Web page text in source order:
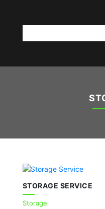
STORAGE SERVICE
Storage